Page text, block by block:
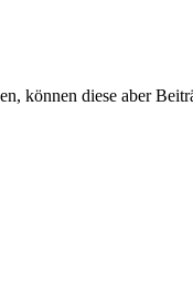
können diese aber